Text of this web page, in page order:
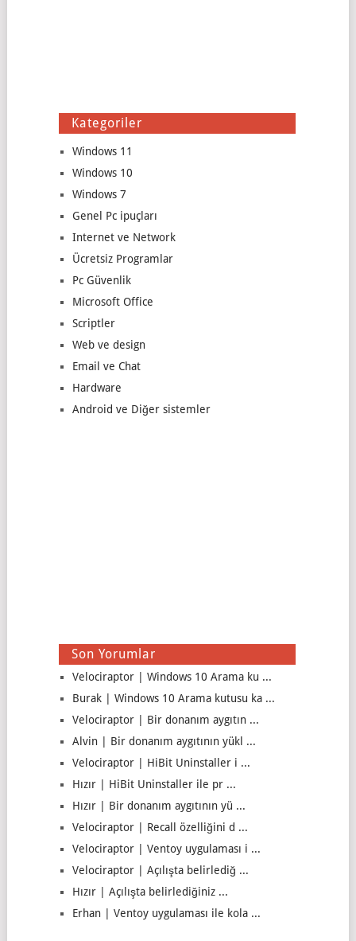
Kategoriler
Windows 11
Windows 10
Windows 7
Genel Pc ipuçları
Internet ve Network
Ücretsiz Programlar
Pc Güvenlik
Microsoft Office
Scriptler
Web ve design
Email ve Chat
Hardware
Android ve Diğer sistemler
Son Yorumlar
Velociraptor | Windows 10 Arama ku ...
Burak | Windows 10 Arama kutusu ka ...
Velociraptor | Bir donanım aygıtın ...
Alvin | Bir donanım aygıtının yükl ...
Velociraptor | HiBit Uninstaller i ...
Hızır | HiBit Uninstaller ile pr ...
Hızır | Bir donanım aygıtının yü ...
Velociraptor | Recall özelliğini d ...
Velociraptor | Ventoy uygulaması i ...
Velociraptor | Açılışta belirlediğ ...
Hızır | Açılışta belirlediğiniz ...
Erhan | Ventoy uygulaması ile kola ...